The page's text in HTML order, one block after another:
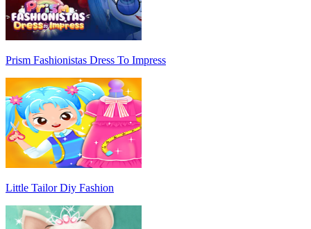
Prism Fashionistas Dress To Impress
Little Tailor Diy Fashion